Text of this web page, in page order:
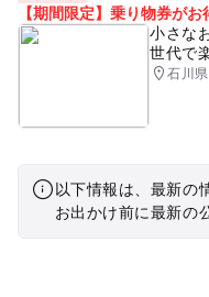
【期間限定】乗り物券が
小さな
世代で
石川
以下情報は、最新の
お出かけ前に最新の